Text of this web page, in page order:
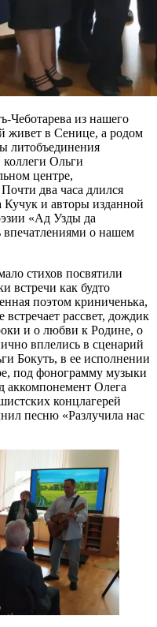
Чеботарева из нашего
живет в Сенице, а родом
литобъединения
Ольги
центре,
два часа длился
Кучук и авторы изданной
«Ад Узды да
впечатлениями о нашем
стихов посвятили
встречи как будто
поэтом криниченька,
встречает рассвет, дождик
и о любви к Родине, о
вплелись в сценарий
Бокуть, в ее исполнении
под фонограмму музыки
Олега
концлагерей
песню «Разлучила нас